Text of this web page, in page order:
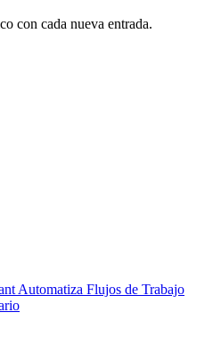
con cada nueva entrada.
Automatiza Flujos de Trabajo